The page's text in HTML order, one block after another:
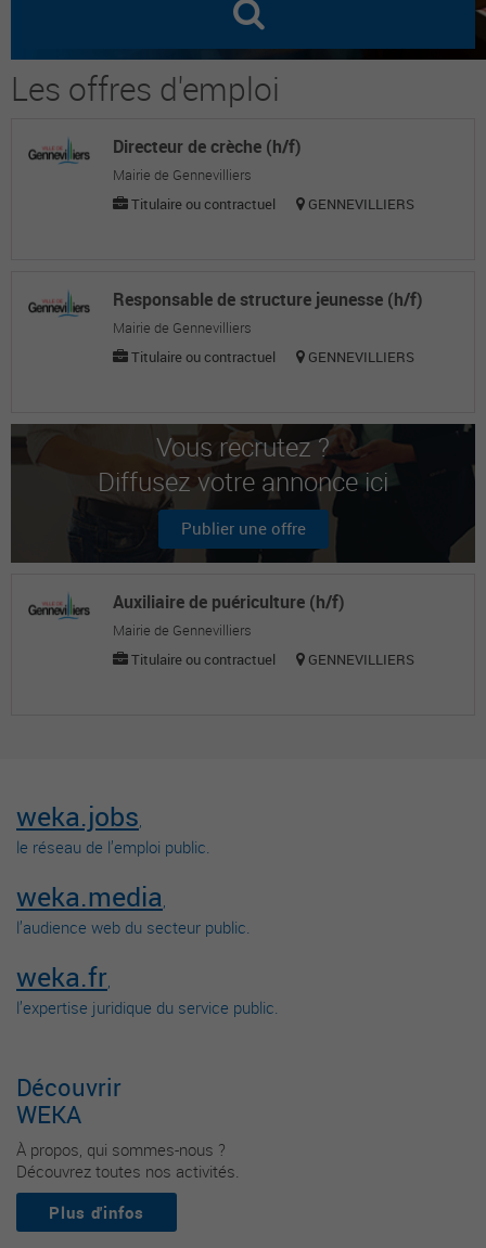
Les offres d'emploi
Directeur de crèche (h/f)
Mairie de Gennevilliers
Titulaire ou contractuel
GENNEVILLIERS
Responsable de structure jeunesse (h/f)
Mairie de Gennevilliers
Titulaire ou contractuel
GENNEVILLIERS
Vous recrutez ?
Diffusez votre annonce ici
Publier une offre
Auxiliaire de puériculture (h/f)
Mairie de Gennevilliers
Titulaire ou contractuel
GENNEVILLIERS
weka.jobs,
le réseau de l’emploi public.
weka.media,
l’audience web du secteur public.
weka.fr,
l’expertise juridique du service public.
Découvrir
WEKA
À propos, qui sommes-nous ?
Découvrez toutes nos activités.
Plus d'infos